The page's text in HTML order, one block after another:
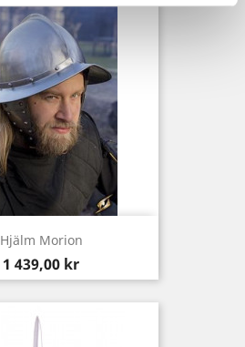
Hjälm Morion
Pris
1 439,00 kr